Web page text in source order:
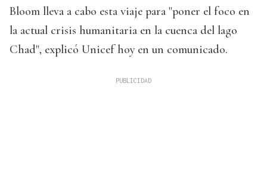
Bloom lleva a cabo esta viaje para "poner el foco en
la actual crisis humanitaria en la cuenca del lago
Chad", explicó Unicef hoy en un comunicado.